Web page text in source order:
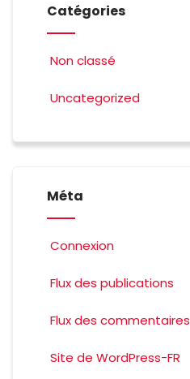
Catégories
Non classé
Uncategorized
Méta
Connexion
Flux des publications
Flux des commentaires
Site de WordPress-FR